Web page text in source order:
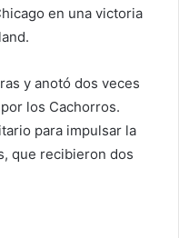
en una victoria
y anotó dos veces
los Cachorros.
para impulsar la
que recibieron dos